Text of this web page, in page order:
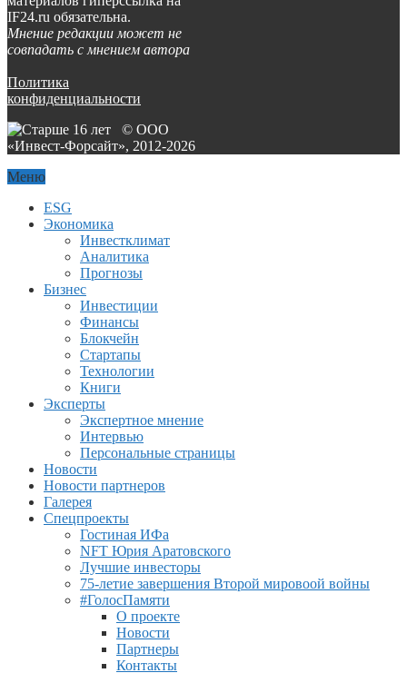
IF24.ru обязательна.
Мнение редакции может не
совпадать с мнением автора
Политика
конфиденциальности
© ООО
«Инвест-Форсайт», 2012-2026
Меню
ESG
Экономика
Инвестклимат
Аналитика
Прогнозы
Бизнес
Инвестиции
Финансы
Блокчейн
Стартапы
Технологии
Книги
Эксперты
Экспертное мнение
Интервью
Персональные страницы
Новости
Новости партнеров
Галерея
Спецпроекты
Гостиная ИФа
NFT Юрия Аратовского
Лучшие инвесторы
75-летие завершения Второй мировоой войны
#ГолосПамяти
О проекте
Новости
Партнеры
Контакты